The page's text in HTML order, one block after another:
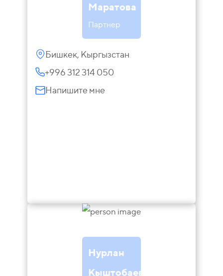
Маратова
Партнер
Бишкек, Кыргызстан
+996 312 314 050
Напишите мне
Нурлан
Кыштобаев